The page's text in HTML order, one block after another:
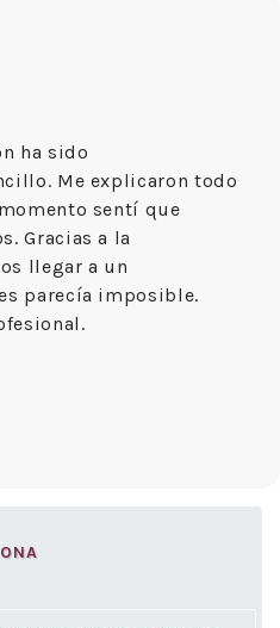
ha sido
Me explicaron todo
sentí que
Gracias a la
llegar a un
parecía imposible.